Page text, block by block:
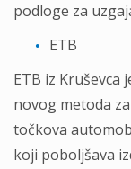
podloge za
ETB
ETB iz
novog metoda
točkova
koji poboljšava